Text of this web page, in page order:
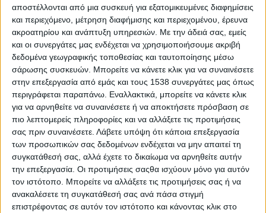
αποστέλλονται από μια συσκευή για εξατομικευμένες διαφημίσεις
και περιεχόμενο, μέτρηση διαφήμισης και περιεχομένου, έρευνα
ακροατηρίου και ανάπτυξη υπηρεσιών. Με την άδειά σας, εμείς
και οι συνεργάτες μας ενδέχεται να χρησιμοποιήσουμε ακριβή
δεδομένα γεωγραφικής τοποθεσίας και ταυτοποίησης μέσω
σάρωσης συσκευών. Μπορείτε να κάνετε κλικ για να συναινέσετε
στην επεξεργασία από εμάς και τους 1538 συνεργάτες μας όπως
περιγράφεται παραπάνω. Εναλλακτικά, μπορείτε να κάνετε κλικ
για να αρνηθείτε να συναινέσετε ή να αποκτήσετε πρόσβαση σε
πιο λεπτομερείς πληροφορίες και να αλλάξετε τις προτιμήσεις
σας πριν συναινέσετε. Λάβετε υπόψη ότι κάποια επεξεργασία
των προσωπικών σας δεδομένων ενδέχεται να μην απαιτεί τη
συγκατάθεσή σας, αλλά έχετε το δικαίωμα να αρνηθείτε αυτήν
την επεξεργασία. Οι προτιμήσεις σαςθα ισχύουν μόνο για αυτόν
τον ιστότοπο. Μπορείτε να αλλάξετε τις προτιμήσεις σας ή να
ανακαλέσετε τη συγκατάθεσή σας ανά πάσα στιγμή
επιστρέφοντας σε αυτόν τον ιστότοπο και κάνοντας κλικ στο
Κοινωνικός Τουρισμός: Αποτελέσματα 2020
Οι τελικοί πίνακες για τα βρέφη και τα νήπια που θα
φιλοξενηθούν στους σταθμούς του ΟΑΕΔ το 2019-2020
None feed